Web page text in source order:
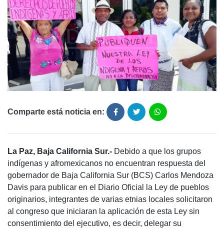
Comparte está noticia en:
La Paz, Baja California Sur.- Debido a que los grupos
indígenas y afromexicanos no encuentran respuesta del
gobernador de Baja California Sur (BCS) Carlos Mendoza
Davis para publicar en el Diario Oficial la Ley de pueblos
originarios, integrantes de varias etnias locales solicitaron
al congreso que iniciaran la aplicación de esta Ley sin
consentimiento del ejecutivo, es decir, delegar su